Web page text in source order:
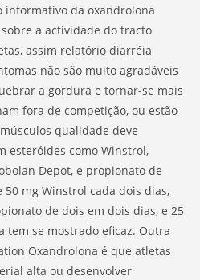
informativo da oxandrolona
a actividade do tracto
assim relatório diarréia
não são muito agradáveis
a gordura e tornar-se mais
fora de competição, ou estão
qualidade deve
esteróides como Winstrol,
Depot, e propionato de
mg Winstrol cada dois dias,
de dois em dois dias, e 25
tem se mostrado eficaz. Outra
Oxandrolona é que atletas
alta ou desenvolver